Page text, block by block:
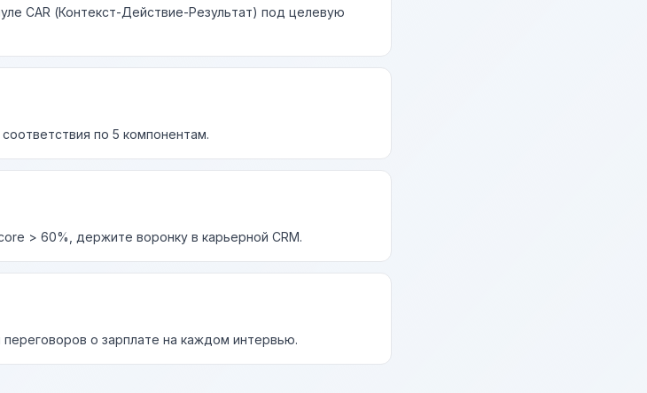
CAR (Контекст-Действие-Результат) под целевую
по 5 компонентам.
> 60%, держите воронку в карьерной CRM.
о зарплате на каждом интервью.